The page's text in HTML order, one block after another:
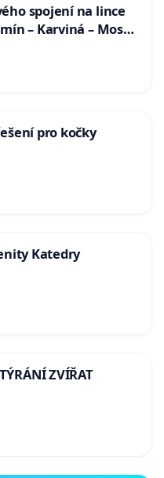
spojení na lince
– Karviná – Mosty
pro kočky
Katedry
ZVÍŘAT